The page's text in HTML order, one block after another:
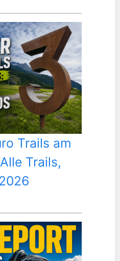
Trails am
Trails,